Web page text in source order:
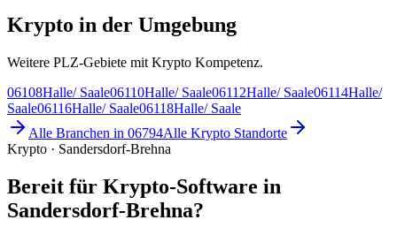
Krypto in der Umgebung
Weitere PLZ-Gebiete mit Krypto Kompetenz.
06108Halle/ Saale06110Halle/ Saale06112Halle/ Saale06114Halle/
Saale06116Halle/ Saale06118Halle/ Saale
Alle Branchen in 06794Alle Krypto Standorte
Krypto · Sandersdorf-Brehna
Bereit für Krypto-Software in
Sandersdorf-Brehna?